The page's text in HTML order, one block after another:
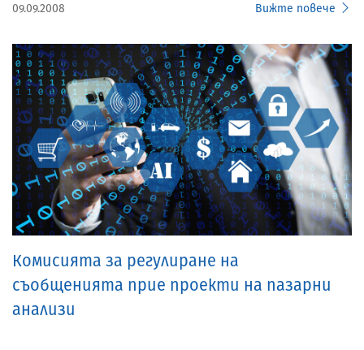
09.09.2008 Вижте повече
Комисията за регулиране на
съобщенията прие проекти на пазарни
анализи